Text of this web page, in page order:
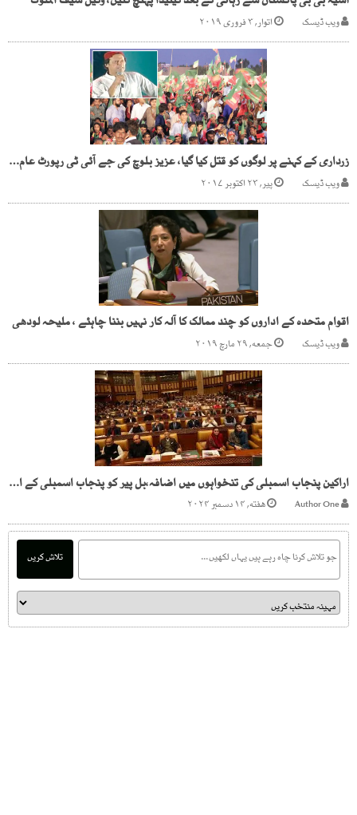
ویب ڈیسک اتوار, ۳ فروری ۲۰۱۹
زرداری کے کہنے پر لوگوں کو قتل کیا گیا، عزیز بلوچ کی جے آئی ٹی رپورٹ عام کی جائے، عمران خان
ویب ڈیسک پیر, ۲۳ اکتوبر ۲۰۱۷
اقوام متحدہ کے اداروں کو چند ممالک کا آلہ کار نہیں بننا چاہئے ، ملیحہ لودھی
ویب ڈیسک جمعه, ۲۹ مارچ ۲۰۱۹
اراکین پنجاب اسمبلی کی تنخواہوں میں اضافہ،بل پیر کو پنجاب اسمبلی کے اجلاس میں پیش کیا جائے گا
هفته, ۱۴ دسمبر ۲۰۲۴
تلاش کریں